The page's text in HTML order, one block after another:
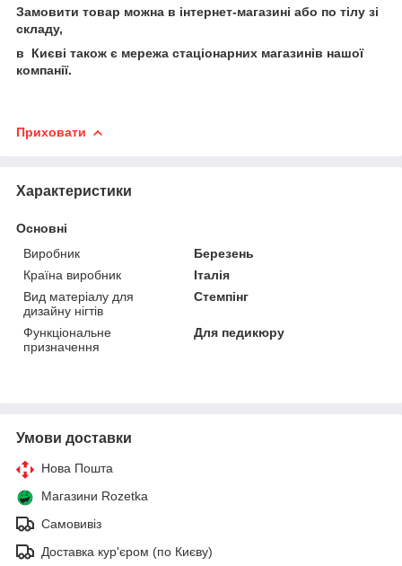
Замовити товар можна в інтернет-магазині або по тілу зі
складу,
в Києві також є мережа стаціонарних магазинів нашої
компанії.
Приховати
Характеристики
Основні
Виробник
Березень
Країна виробник
Італія
Вид матеріалу для
дизайну нігтів
Стемпінг
Функціональне
призначення
Для педикюру
Умови доставки
Нова Пошта
Магазини Rozetka
Самовивіз
Доставка кур'єром (по Києву)